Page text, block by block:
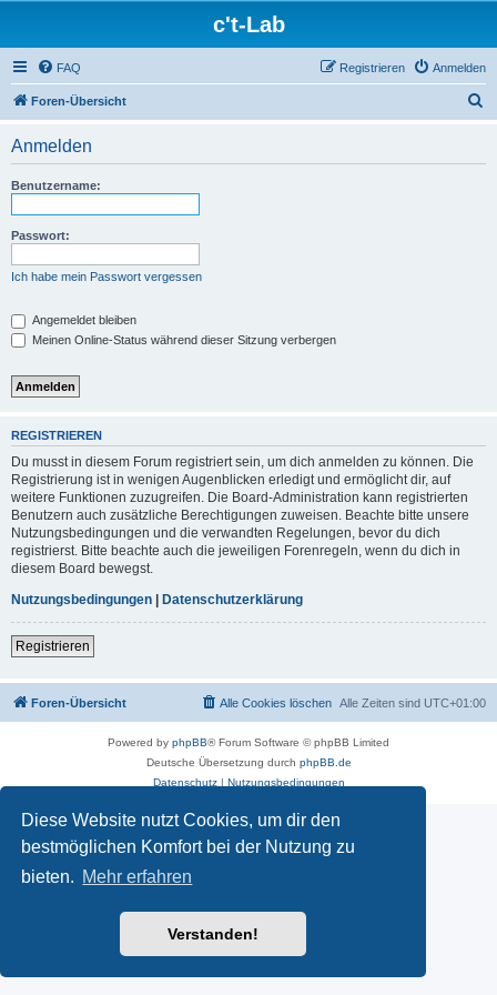
Diese Website nutzt Cookies, um dir den
bestmöglichen Komfort bei der Nutzung zu
bieten. Mehr erfahren
Verstanden!
c't-Lab
FAQ Anmelden
Registrieren
Foren-Übersicht
Anmelden
Benutzername:
Passwort:
Ich habe mein Passwort vergessen
Angemeldet bleiben
Meinen Online-Status während dieser Sitzung verbergen
REGISTRIEREN
Du musst in diesem Forum registriert sein, um dich anmelden zu können. Die
Registrierung ist in wenigen Augenblicken erledigt und ermöglicht dir, auf
weitere Funktionen zuzugreifen. Die Board-Administration kann registrierten
Benutzern auch zusätzliche Berechtigungen zuweisen. Beachte bitte unsere
Nutzungsbedingungen und die verwandten Regelungen, bevor du dich
registrierst. Bitte beachte auch die jeweiligen Forenregeln, wenn du dich in
diesem Board bewegst.
Nutzungsbedingungen | Datenschutzerklärung
Registrieren
Foren-Übersicht Alle Zeiten sind UTC+01:00
Alle Cookies löschen
Powered by phpBB® Forum Software © phpBB Limited
Deutsche Übersetzung durch phpBB.de
Datenschutz| Nutzungsbedingungen